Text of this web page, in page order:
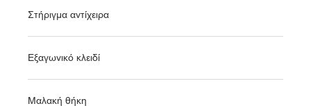
Στήριγμα αντίχειρα
Εξαγωνικό κλειδί
Μαλακή θήκη